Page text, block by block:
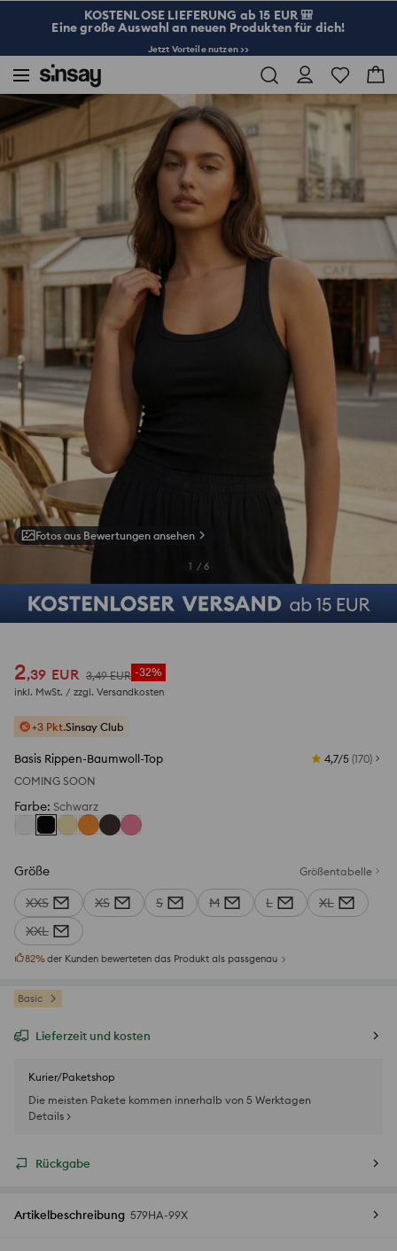
KOSTENLOSE LIEFERUNG ab 15 EUR 🎒
Eine große Auswahl an neuen Produkten für dich!
Jetzt Vorteile nutzen >>
Sinsay Damen Basis Rippen-Baumwoll-Top
Fotos aus Bewertungen ansehen
1 / 6
2,39 EUR 3,49 EUR -32%
inkl. MwSt. / zzgl. Versandkosten
+3 Pkt.Sinsay Club
Basis Rippen-Baumwoll-Top 4,7/5 (170)
COMING SOON
Farbe: Schwarz
Größe Größentabelle
XXS XS S M L
XL
XXL
82%der Kunden bewerteten das Produkt als passgenau
Basic
Lieferzeit und kosten
Kurier/Paketshop
Die meisten Pakete kommen innerhalb von 5 Werktagen
Details >
Rückgabe
Artikelbeschreibung 579HA-99X